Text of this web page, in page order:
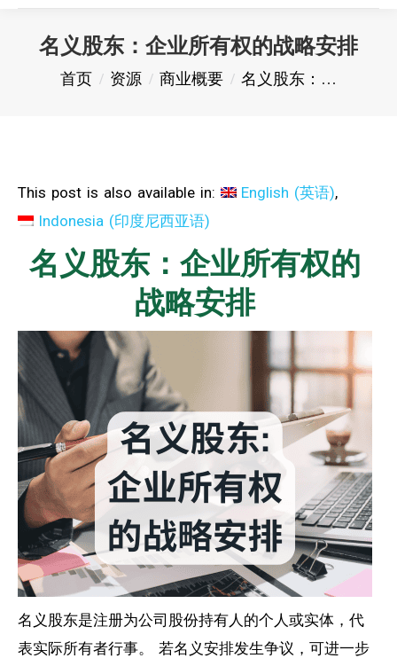
名义股东：企业所有权的战略安排
您在这里：
首页 资源 商业概要 名义股东：…
This post is also available in: English (英语)
Indonesia (印度尼西亚语)
名义股东：企业所有权的
战略安排
名义股东是注册为公司股份持有人的个人或实体，代
表实际所有者行事。 若名义安排发生争议，可进一步